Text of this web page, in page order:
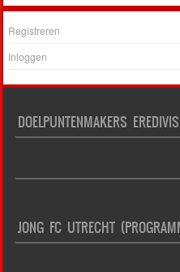
Registreren
Inloggen
DOELPUNTENMAKERS
JONG FC UTRECHT